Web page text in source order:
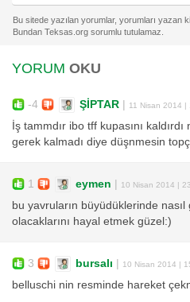
YORUM OKU
-4 ŞİPTAR | 11 Nisan 2014 |
İş tammdır ibo tff kupasını
gerek kalmadı diye düşnmesin
1 eymen | 10 Nisan 2014 |
bu yavruların büyüdüklerinde
olacaklarını hayal etmek güzel:)
3 bursalı | 10 Nisan 2014 |
belluschi nin resminde hareket